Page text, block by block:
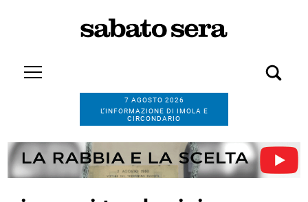
7 AGOSTO 2026
L’INFORMAZIONE DI IMOLA E
CIRCONDARIO